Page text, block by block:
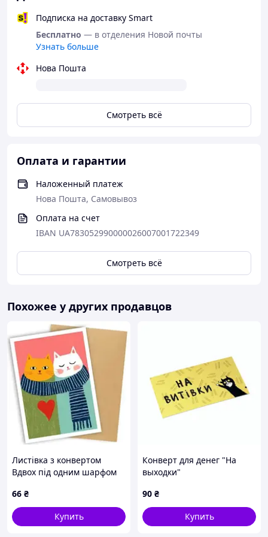
Подписка на доставку Smart
Бесплатно — в отделения Новой почты
Узнать больше
Нова Пошта
Смотреть всё
Оплата и гарантии
Наложенный платеж
Нова Пошта, Самовывоз
Оплата на счет
IBAN UA783052990000026007001722349
Смотреть всё
Похожее у других продавцов
Листівка з конвертом
Вдвох під одним шарфом
66 ₴
Купить
Конверт для денег "На
выходки"
90 ₴
Купить